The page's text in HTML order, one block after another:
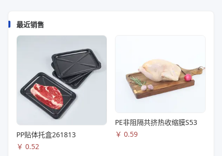
最近销售
PP贴体托盒261813
￥ 0.52
PE非阻隔共挤热收缩膜S53
￥ 0.59